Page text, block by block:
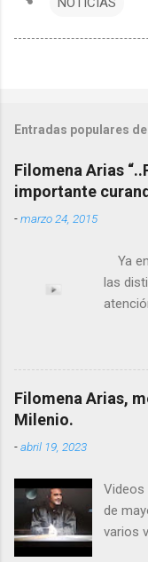
Entradas populares
Filomena Arias
importante
-marzo 24, 2015
Ya
las
el
“obras
Filomena Arias,
Milenio.
-abril 19, 2023
Videos
de
varios